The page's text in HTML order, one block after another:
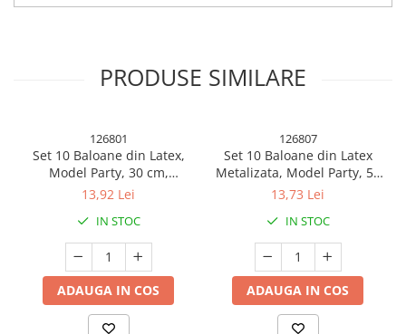
Culoare: Albastru, potrivita pentru orice decor
Material: plastic durabil, nontoxic
Ușor de folosit și de reciclat
Ideal pentru mese rapide, evenimente, catering sau deplasari
Alege acest set practic pentru a-ți ușura organizarea meselor, fara
grija spalarii tacâmurilor!
PRODUSE SIMILARE
126801
Set 10 Baloane din Latex,
Model Party, 30 cm,
Multicolore, 2.8 g
13,92 Lei
IN STOC
ADAUGA IN COS
126807
Set 10 Baloane din Latex
Metalizata, Model Party, 5x
Alb, 5x Nude, 23 cm, 2.2 g
13,73 Lei
IN STOC
ADAUGA IN COS